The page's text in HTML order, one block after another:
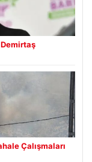
Çalışmaları